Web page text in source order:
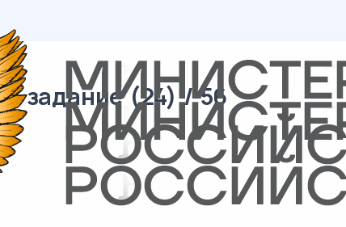
задание (24) / 56